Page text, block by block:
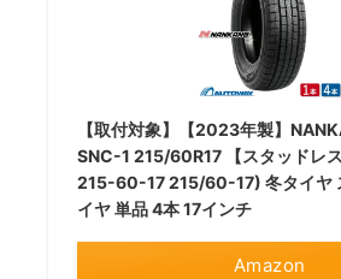
【取付対象】【2023年製】
SNC-1 215/60R17 【スタッドレ
215-60-17 215/60-17) 冬タイヤ
イヤ 単品 4本 17インチ
Amazon